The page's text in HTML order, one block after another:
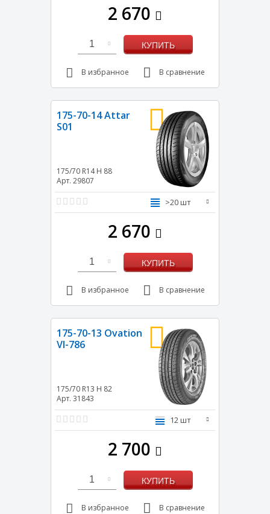
2 670
1 КУПИТЬ
В избранное В сравнение
175-70-14 Attar
S01
175/70 R14 H 88
Арт. 29807
>20 шт
2 670
1 КУПИТЬ
В избранное В сравнение
175-70-13 Ovation
VI-786
175/70 R13 H 82
Арт. 31843
12 шт
2 700
1 КУПИТЬ
В избранное В сравнение